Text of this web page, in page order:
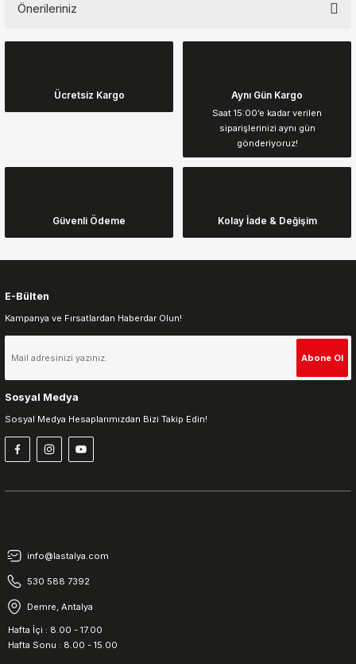
Önerileriniz
Görüş ve önerileriniz için teşekkür ederiz.
Ürün resmi kalitesiz, bozuk veya görüntülenemiyor.
Ürün açıklamasında eksik bilgiler bulunuyor.
Gönder
Ücretsiz Kargo Aynı Gün Kargo
Saat 15:00’e kadar verilen
siparişlerinizi aynı gün
gönderiyoruz!
Güvenli Ödeme Kolay İade & Değişim
E-Bülten
Kampanya ve Fırsatlardan Haberdar Olun!
Abone Ol
Sosyal Medya
Sosyal Medya Hesaplarımızdan Bizi Takip Edin!
info@lastalya.com
530 588 7392
Demre, Antalya
Hafta İçi : 8.00 - 17.00
Hafta Sonu : 8.00 - 15.00